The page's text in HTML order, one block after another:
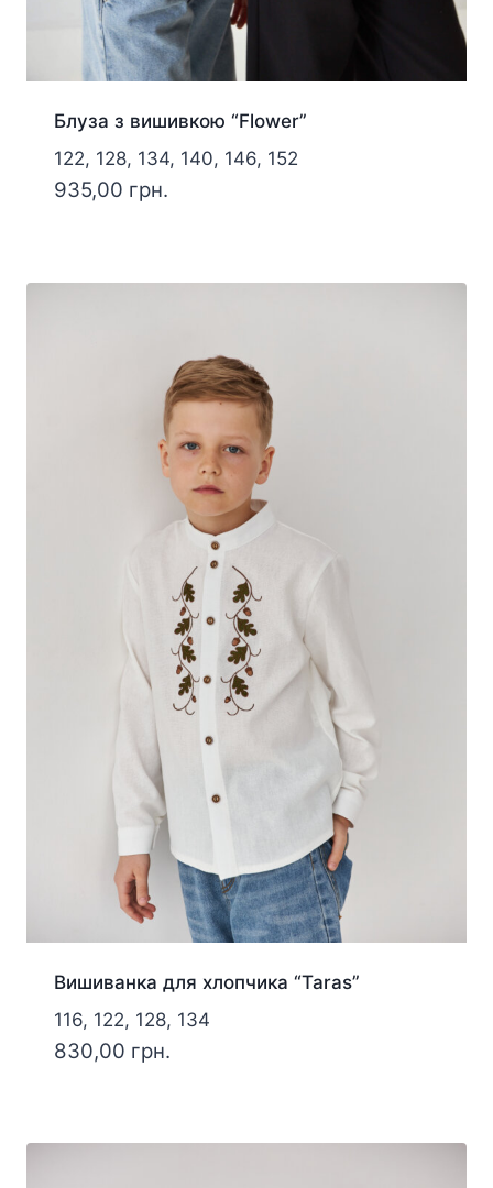
Блуза з вишивкою “Flower”
122, 128, 134, 140, 146, 152
935,00 грн.
Вишиванка для хлопчика “Taras”
116, 122, 128, 134
830,00 грн.